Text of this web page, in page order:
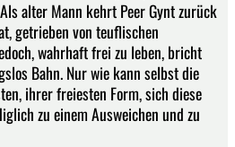
alter Mann kehrt Peer Gynt zurück
getrieben von teuflischen
wahrhaft frei zu leben, bricht
Bahn. Nur wie kann selbst die
ihrer freiesten Form, sich diese
zu einem Ausweichen und zu